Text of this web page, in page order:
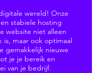
wereld! Onze
stabiele hosting
website niet alleen
is, maar ook optimaal
gemakkelijk nieuwe
je je bereik en
van je bedrijf.